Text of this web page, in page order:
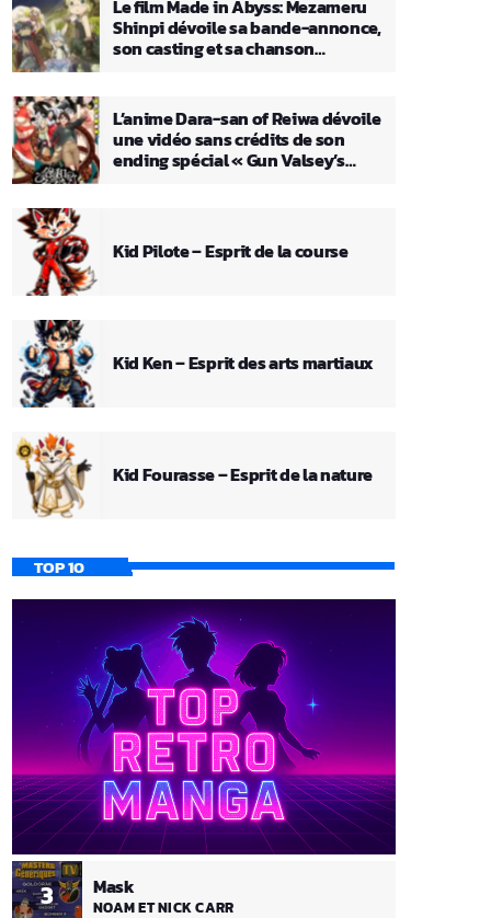
Le film Made in Abyss: Mezameru
Shinpi dévoile sa bande-annonce,
son casting et sa chanson
L’anime Dara-san of Reiwa dévoile
une vidéo sans crédits de son
ending spécial « Gun Valsey’s
Kid Pilote – Esprit de la course
Kid Ken – Esprit des arts martiaux
Kid Fourasse – Esprit de la nature
TOP 10
3 Mask
NOAM ET NICK CARR